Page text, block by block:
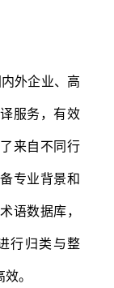
外企业、高
服务，有效
来自不同行
专业背景和
语数据库，
行归类与整
。